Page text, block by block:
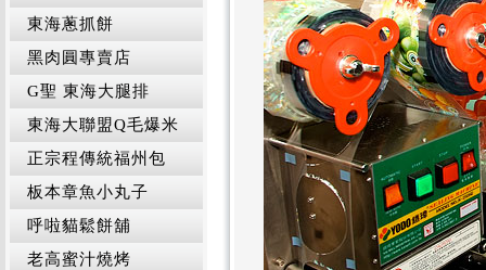
東海蔥抓餅
黑肉圓專賣店
G聖 東海大腿排
東海大聯盟Q毛爆米
正宗程傳統福州包
板本章魚小丸子
呼啦貓鬆餅舖
老高蜜汁燒烤